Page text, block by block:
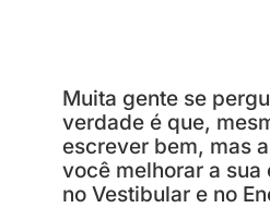
Muita gente se
verdade é que,
escrever bem, mas
você melhorar a
no Vestibular e no